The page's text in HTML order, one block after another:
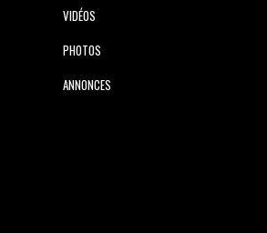
VIDÉOS
PHOTOS
ANNONCES